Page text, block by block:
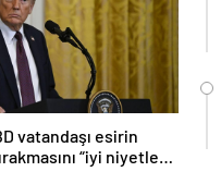
vatandaşı esirin
“iyi niyetle